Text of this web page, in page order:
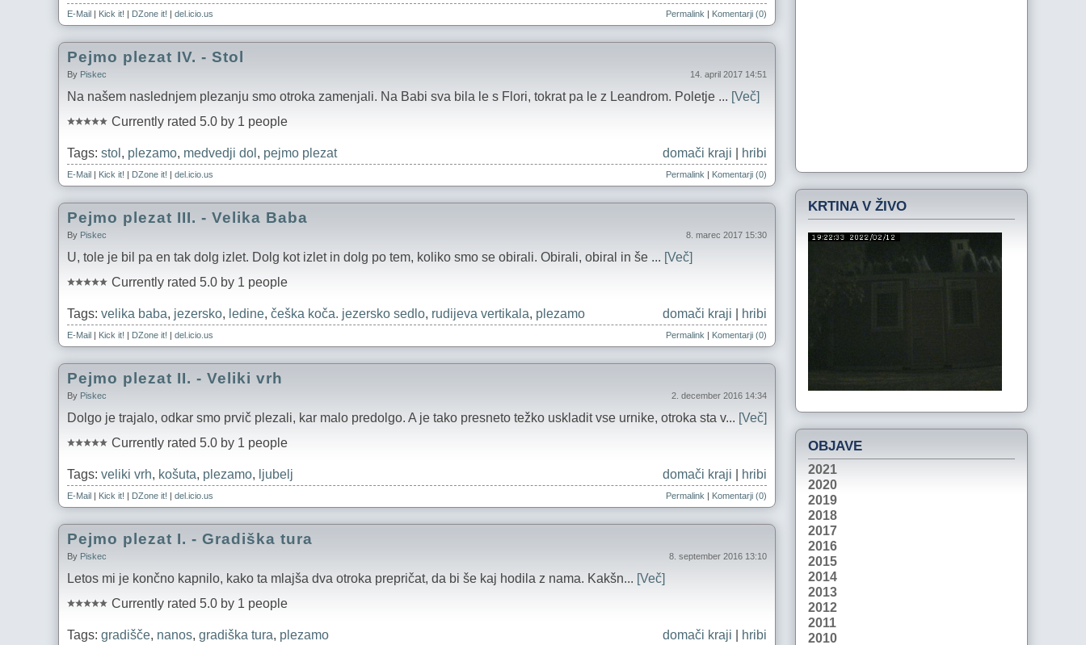
E-Mail | Kick it! | DZone it! | del.icio.us Permalink | Komentarji (0)
Pejmo plezat IV. - Stol
By Piskec 14. april 2017 14:51
Na našem naslednjem plezanju smo otroka zamenjali. Na Babi sva bila le s Flori, tokrat pa le z Leandrom. Poletje ... [Več]
Currently rated 5.0 by 1 people
Tags: stol , plezamo, medvedji dol , pejmo plezat domači kraji hribi
E-Mail | Kick it! | DZone it! | del.icio.us Permalink | Komentarji (0)
Pejmo plezat III. - Velika Baba
By Piskec 8. marec 2017 15:30
U, tole je bil pa en tak dolg izlet. Dolg kot izlet in dolg po tem, koliko smo se obirali. Obirali, obiral in še ... [Več]
Currently rated 5.0 by 1 people
Tags: velika baba, jezersko, ledine, češka koča. jezersko sedlo, rudijeva vertikala, plezamo domači kraji hribi
E-Mail | Kick it! | DZone it! | del.icio.us Permalink | Komentarji (0)
Pejmo plezat II. - Veliki vrh
By Piskec 2. december 2016 14:34
Dolgo je trajalo, odkar smo prvič plezali, kar malo predolgo. A je tako presneto težko uskladit vse urnike, otroka sta v... [Več]
Currently rated 5.0 by 1 people
Tags: veliki vrh, košuta, plezamo, ljubelj domači kraji hribi
E-Mail | Kick it! | DZone it! | del.icio.us Permalink | Komentarji (0)
Pejmo plezat I. - Gradiška tura
By Piskec 8. september 2016 13:10
Letos mi je končno kapnilo, kako ta mlajša dva otroka prepričat, da bi še kaj hodila z nama. Kakšn... [Več]
Currently rated 5.0 by 1 people
Tags: gradišče, nanos, gradiška tura, plezamo domači kraji hribi
KRTINA V ŽIVO
OBJAVE
2021
2020
2019
2018
2017
2016
2015
2014
2013
2012
2011
2010